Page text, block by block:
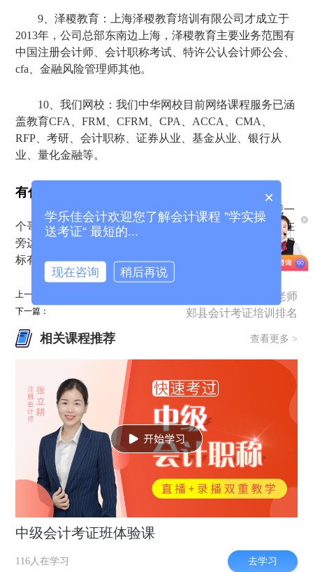
9、泽稷教育：上海泽稷教育培训有限公司才成立于
2013年，公司总部东南边上海，泽稷教育主要业务范围有
中国注册会计师、会计职称考试、特许公认会计师公会、
cfa、金融风险管理师其他。
10、我们网校：我们中华网校目前网络课程服务已涵
盖教育CFA、FRM、CFRM、CPA、ACCA、CMA、
RFP、考研、会计职称、证券从业、基金从业、银行从
业、量化金融等。
有什么靠谱的财经考证机构?
我感觉经川财经这些财经会计证机构就很还好。我一
个哥们就报名了经川财经的课程。有一次他天天上课我在
旁边玩，发现里面的老师讲的尤其非常清晰，但是老师图
标有责任⌄照顾到了每一个学生。
上一篇： 琅琊会计考证培训老师
下一篇： 郏县会计考证培训排名
相关课程推荐 查看更多 >
中级会计考证班体验课
116人在学习 去学习
×
学乐佳会计欢迎您了解会计课程 ”学实操
送考证“ 最短的...
现在咨询 稍后再说